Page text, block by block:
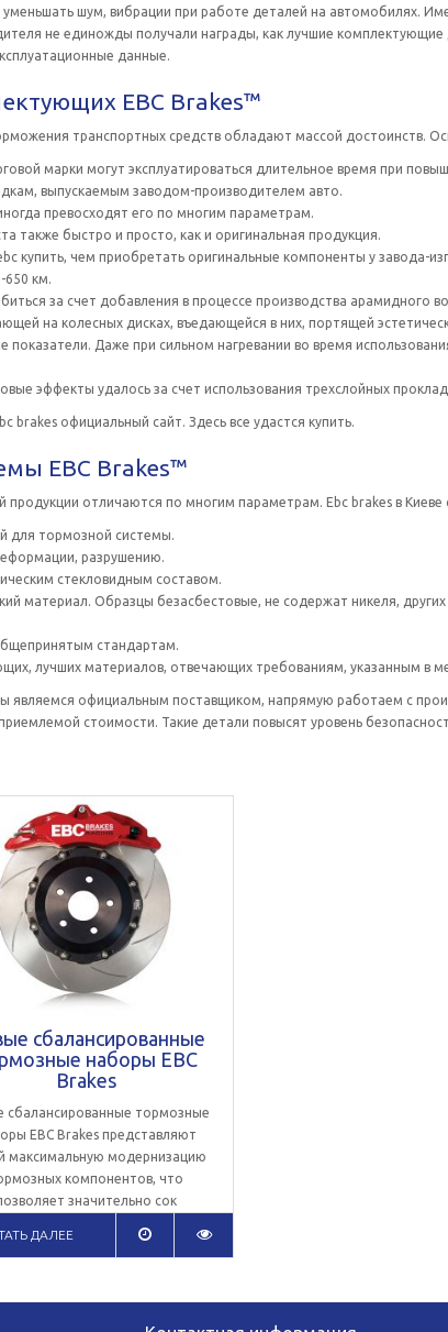
шум, вибрации при работе деталей на автомобилях.
не единожды получали награды, как лучшие
данные.
EBC Brakes™
транспортных средств обладают массой достоинств.
марки могут эксплуатироваться длительное время при
выпускаемым заводом-производителем авто.
превосходят его по многим параметрам.
также быстро и просто, как и оригинальная продукция.
купить, чем приобретать оригинальные компоненты у завода-
650 км.
за счет добавления в процессе производства арамидного
на колесных дисках, въедающейся в них, портящей
Даже при сильном нагревании во время
эффекты удалось за счет использования трехслойных
официальный сайт. Здесь все удастся купить.
EBC Brakes™
отличаются по многим параметрам. Еbc brakes в Киеве
для тормозной системы.
разрушению.
стекловидным составом.
материал. Образцы безасбестовые, не содержат никеля,
стандартам.
лучших материалов, отвечающих требованиям, указанным в
являемся официальным поставщиком, напрямую работаем с
стоимости. Такие детали повысят уровень
сбалансированные
наборы EBC
Brakes
сбалансированные тормозные
EBC Brakes представляют
максимальную модернизацию
компонентов, что
значительно сок
ДАЛЕЕ